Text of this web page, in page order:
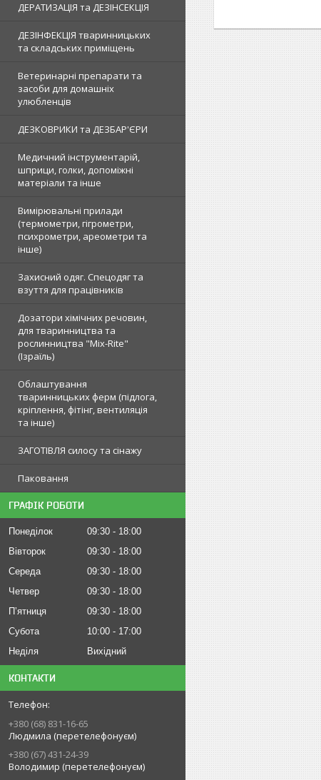
ДЕРАТИЗАЦІЯ та ДЕЗІНСЕКЦІЯ
ДЕЗІНФЕКЦІЯ тваринницьких
та складських приміщень
Ветеринарні препарати та
засоби для домашніх
улюбленців
ДЕЗКОВРИКИ та ДЕЗБАР'ЄРИ
Медичний інструментарій,
шприци, голки, допоміжні
матеріали та інше
Вимірювальні прилади
(термометри, гігрометри,
психрометри, ареометри та
інше)
Захисний одяг. Спецодяг та
взуття для працівників
Дозатори хімічних речовин,
для тваринництва та
рослинництва "Mix-Rite"
(Ізраїль)
Облаштування
тваринницьких ферм (підлога,
кріплення, фітінг, вентиляція
та інше)
ЗАГОТІВЛЯ силосу та сінажу
Паковання
ГРАФІК РОБОТИ
Понеділок 09:30
18:00
Вівторок
09:30
18:00
Середа
09:30
18:00
Четвер
09:30
18:00
Пʼятниця
09:30
18:00
Субота
10:00
17:00
Неділя
Вихідний
КОНТАКТИ
+380 (68) 831-16-65
Людмила (перетелефонуєм)
+380 (67) 431-24-39
Володимир (перетелефонуєм)